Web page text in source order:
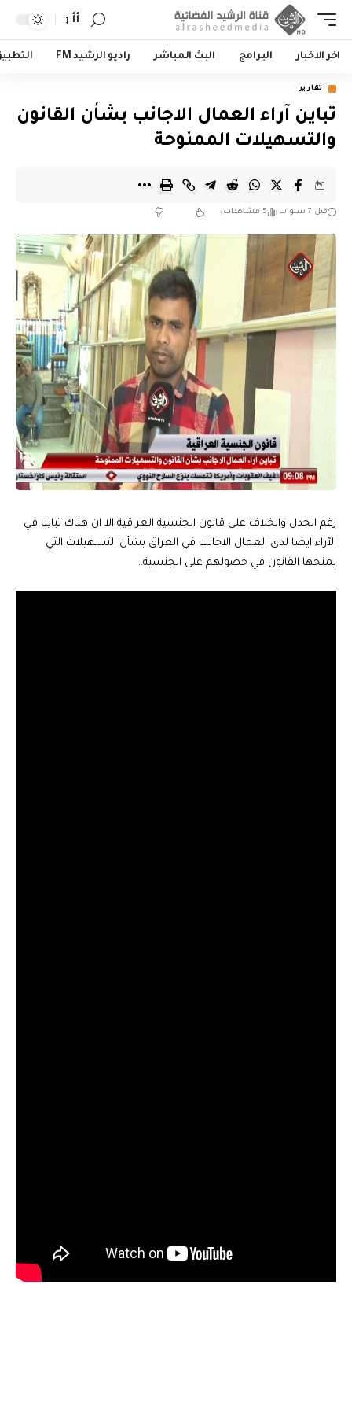
أأ
اخر الاخبار البرامج البث المباشر راديو الرشيد FM
تقارير
تباين آراء العمال الاجانب بشأن القانون
والتسهيلات الممنوحة
قبل 7 سنوات 5 مشاهدات
رغم الجدل والخلاف على قانون الجنسية العراقية الا ان هناك تباينا في
الآراء ايضا لدى العمال الاجانب في العراق بشأن التسهيلات التي
يمنحها القانون في حصولهم على الجنسية..